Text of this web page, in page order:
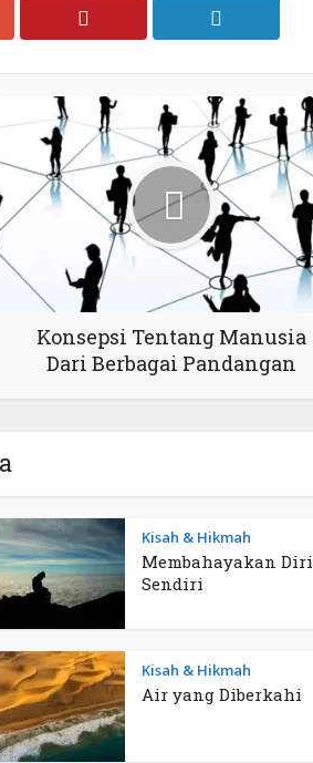
Konsepsi Tentang Manusia
Dari Berbagai Pandangan
Kisah & Hikmah
Membahayakan Diri
Sendiri
Kisah & Hikmah
Air yang Diberkahi